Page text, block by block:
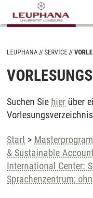
LEUPHANA SERVICE
Suchen Sie hier über
Start >
& Sustainable
International Center:
Sprachenzentrum;